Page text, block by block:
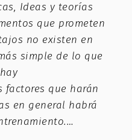
Ideas y teorías
que prometen
no existen en
simple de lo que
factores que harán
en general habrá